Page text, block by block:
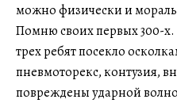
можно физически и
Помню своих первых 300-
трех ребят посекло
пневмоторекс, контузия,
повреждены ударной